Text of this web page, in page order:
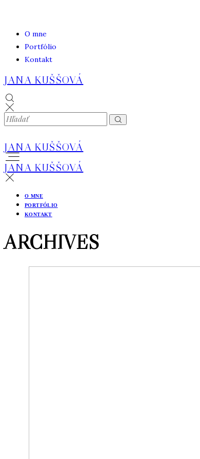
O mne
Portfólio
Kontakt
JANA KUŠŠOVÁ
JANA KUŠŠOVÁ
JANA KUŠŠOVÁ
O MNE
PORTFÓLIO
KONTAKT
ARCHIVES